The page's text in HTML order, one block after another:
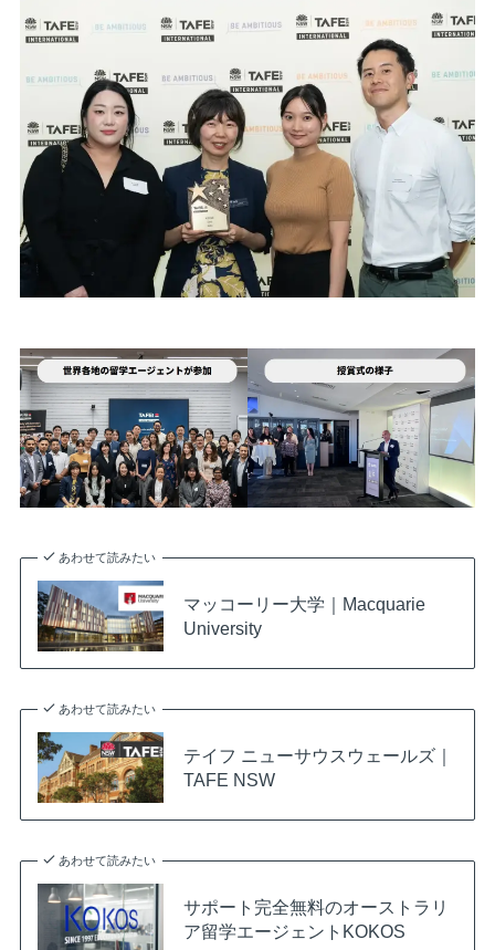
あわせて読みたい
マッコーリー大学｜Macquarie
University
あわせて読みたい
テイフ ニューサウスウェールズ｜
TAFE NSW
あわせて読みたい
サポート完全無料のオーストラリ
ア留学エージェントKOKOS